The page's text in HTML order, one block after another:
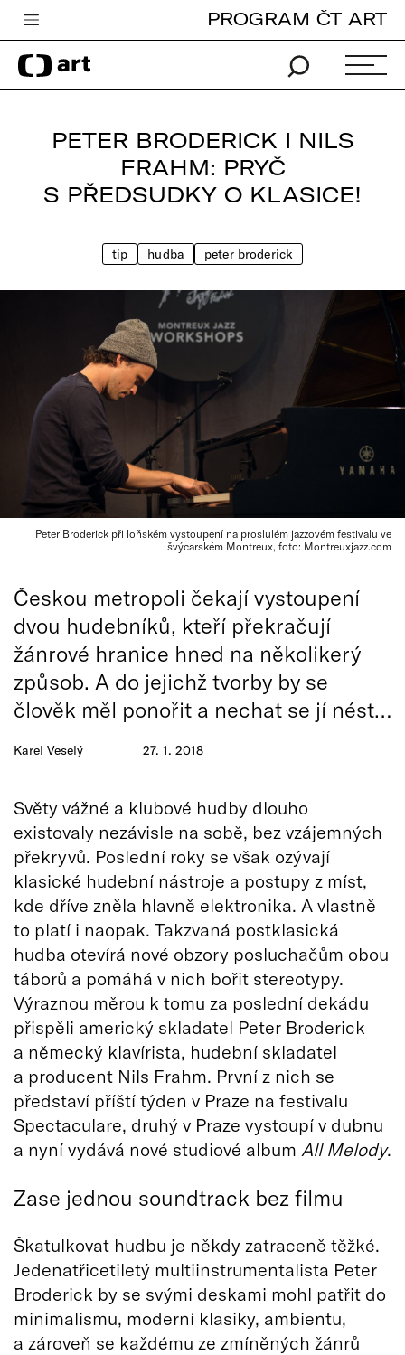
Česká televize
Zpravodajství
TV program
PROGRAM ČT ART
PETER BRODERICK I NILS
FRAHM: PRYČ
S PŘEDSUDKY O KLASICE!
tip hudba peter broderick
Peter Broderick při loňském vystoupení na proslulém jazzovém festivalu ve
švýcarském Montreux, foto: Montreuxjazz.com
Karel Veselý 27. 1. 2018
Českou metropoli čekají vystoupení
dvou hudebníků, kteří překračují
žánrové hranice hned na několikerý
způsob. A do jejichž tvorby by se
člověk měl ponořit a nechat se jí nést…
Světy vážné a klubové hudby dlouho
existovaly nezávisle na sobě, bez vzájemných
překryvů. Poslední roky se však ozývají
klasické hudební nástroje a postupy z míst,
kde dříve zněla hlavně elektronika. A vlastně
to platí i naopak. Takzvaná postklasická
hudba otevírá nové obzory posluchačům obou
táborů a pomáhá v nich bořit stereotypy.
Výraznou měrou k tomu za poslední dekádu
přispěli americký skladatel Peter Broderick
a německý klavírista, hudební skladatel
a producent Nils Frahm. První z nich se
představí příští týden v Praze na festivalu
Spectaculare, druhý v Praze vystoupí v dubnu
a nyní vydává nové studiové album All Melody.
Zase jednou soundtrack bez filmu
Škatulkovat hudbu je někdy zatraceně těžké.
Jedenatřicetiletý multiinstrumentalista Peter
Broderick by se svými deskami mohl patřit do
minimalismu, moderní klasiky, ambientu,
a zároveň se každému ze zmíněných žánrů